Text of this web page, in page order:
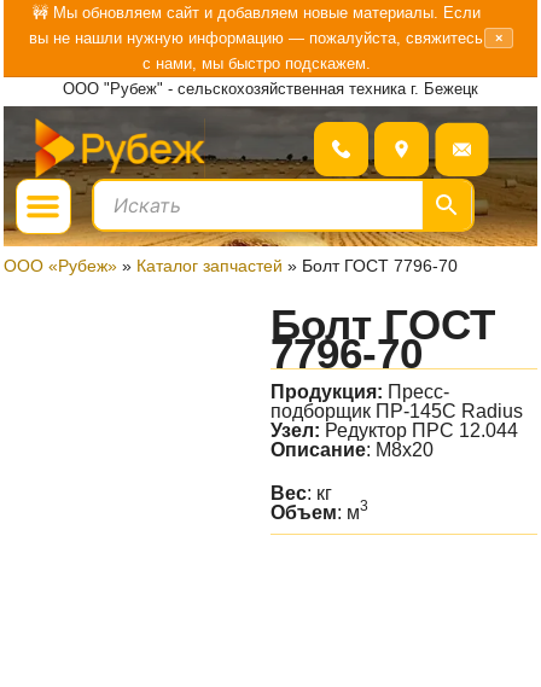
Перейти
содержимому
🚧 Мы обновляем сайт и добавляем новые материалы. Если
вы не нашли нужную информацию — пожалуйста, свяжитесь
с нами, мы быстро подскажем.
×
ООО "Рубеж" - сельскохозяйственная техника г. Бежецк
Menu
ООО «Рубеж» » Каталог запчастей » Болт ГОСТ 7796-70
Болт ГОСТ
7796-70
Продукция: Пресс-
подборщик ПР-145С Radius
Узел: Редуктор ПРС 12.044
Описание: М8х20
Вес: кг
Объем: м3